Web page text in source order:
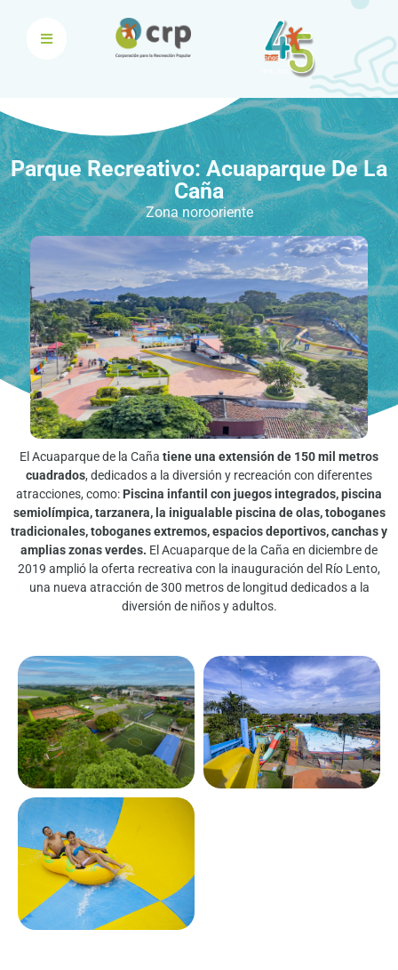
Parque Recreativo: Acuaparque De La
Caña
Zona norooriente
El Acuaparque de la Caña tiene una extensión de 150 mil metros
cuadrados, dedicados a la diversión y recreación con diferentes
atracciones, como: Piscina infantil con juegos integrados, piscina
semiolímpica, tarzanera, la inigualable piscina de olas, toboganes
tradicionales, toboganes extremos, espacios deportivos, canchas y
amplias zonas verdes. El Acuaparque de la Caña en diciembre de
2019 amplió la oferta recreativa con la inauguración del Río Lento,
una nueva atracción de 300 metros de longitud dedicados a la
diversión de niños y adultos.